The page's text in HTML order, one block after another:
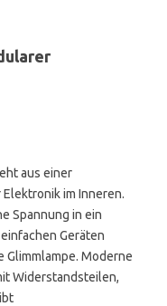
aus einer
im Inneren.
Spannung in ein
Geräten
Moderne
Widerstandsteilen,